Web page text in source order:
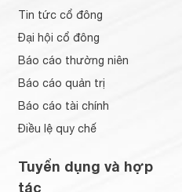
Tin tức cổ đông
Đại hội cổ đông
Báo cáo thường niên
Báo cáo quản trị
Báo cáo tài chính
Điều lệ quy chế
Tuyển dụng và hợp
tác